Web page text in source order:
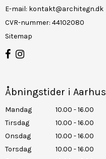
E-mail: kontakt@architegn.dk
CVR-nummer: 44102080
Sitemap
Åbningstider i Aarhus
Mandag
10.00 - 16.00
Tirsdag
10.00 - 16.00
Onsdag
10.00 - 16.00
Torsdag
10.00 - 16.00